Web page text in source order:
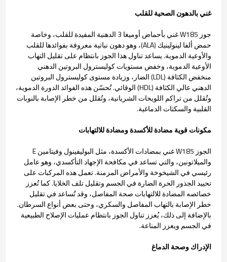
غني بالدهون الصحية للقلب
جوز W185 غني بأحماض أوميغا 3 الدهنية المفيدة للقلب، وخاصة
حمض ألفا لينولينيك (ALA)، وهو دهون نباتية معروفة بفوائدها للقلب
والأوعية الدموية. يساعد تناول هذا الجوز بانتظام على تقليل التهاب
الأوعية الدموية، وخفض مستويات كوليسترول البروتين الدهني
منخفض الكثافة (LDL) الضار، وزيادة مستوى كوليسترول البروتين
الدهني عالي الكثافة (HDL) الوقائي. تُحسّن هذه الفوائد الدورة الدموية،
وتُقلل من تراكم اللويحات الشريانية، وتُقلل من خطر الإصابة بالنوبات
القلبية والسكتات الدماغية.
مكونات قوية مضادة للأكسدة ومضادة للالتهابات
الجوز W185 غني بمضادات الأكسدة، مثل البوليفينول وفيتامين E
والميلاتونين، والتي تساعد في مكافحة الإجهاد التأكسدي، وهو عامل
رئيسي في الشيخوخة والأمراض المزمنة. تعمل هذه المركبات على
تحييد الجذور الحرة الضارة في الجسم وتقليل تلف الخلايا. كما تُعزز
خصائصه المضادة للالتهابات صحة المفاصل، وقد تُساعد في تقليل
خطر الإصابة بالتهاب المفاصل والسكري، وحتى بعض أنواع السرطان.
بالإضافة إلى ذلك، يُعزز تناول الجوز بانتظام عمليات الإصلاح الطبيعية
في الجسم ويعزز المناعة.
الإدراك وصحة الدماغ